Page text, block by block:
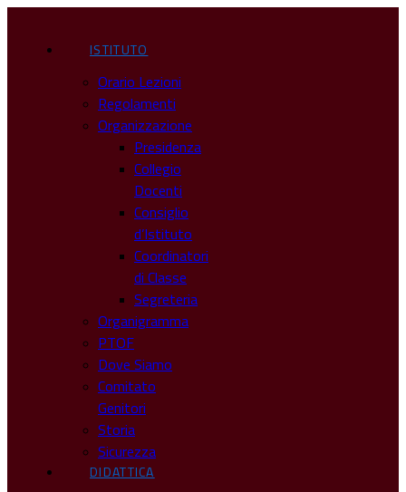
ISTITUTO
Orario Lezioni
Regolamenti
Organizzazione
Presidenza
Collegio
Docenti
Consiglio
d’Istituto
Coordinatori
di Classe
Segreteria
Organigramma
PTOF
Dove Siamo
Comitato
Genitori
Storia
Sicurezza
DIDATTICA